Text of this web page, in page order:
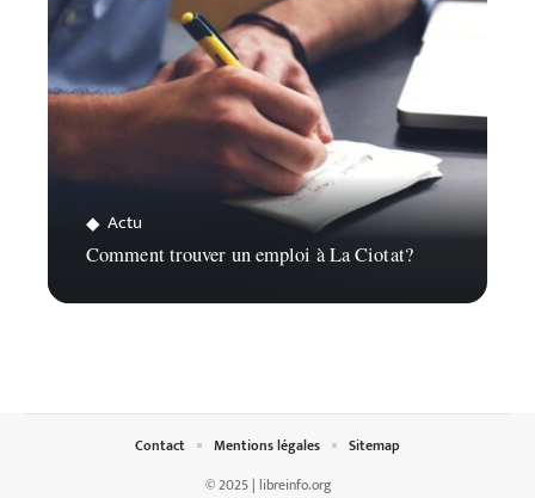
Actu
Comment trouver un emploi à La Ciotat?
© 2025 | libreinfo.org
Contact Mentions légales Sitemap